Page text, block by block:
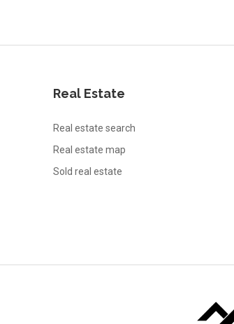
Real Estate
Real estate search
Real estate map
Sold real estate